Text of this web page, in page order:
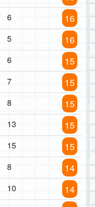
6 16
5 16
6 15
7 15
8 15
13 15
15 15
8 14
10 14